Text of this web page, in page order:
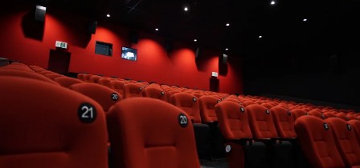
イベント・グッズ
YouTube
会社情報